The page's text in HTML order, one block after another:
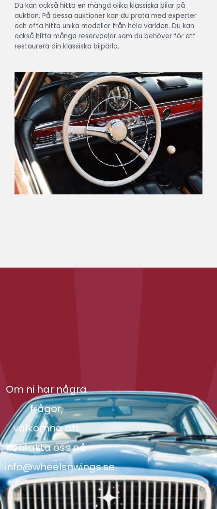
Du kan också hitta en mängd olika klassiska bilar på
auktion. På dessa auktioner kan du prata med experter
och ofta hitta unika modeller från hela världen. Du kan
också hitta många reservdelar som du behöver för att
restaurera din klassiska bilpärla.
Om ni har några
frågor,
välkomna att
kontakta oss på
info@wheelsnwings.se